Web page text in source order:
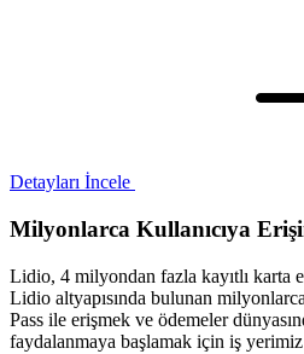
Detayları İncele
Milyonlarca Kullanıcıya
Lidio, 4 milyondan fazla kayıtlı karta
Lidio altyapısında bulunan
Pass ile erişmek ve ödemeler
faydalanmaya başlamak için iş